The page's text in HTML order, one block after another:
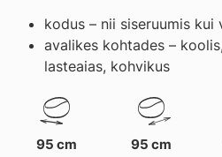
kodus – nii siseruumis
avalikes kohtades –
lasteaias, kohvikus
95 cm 95 cm